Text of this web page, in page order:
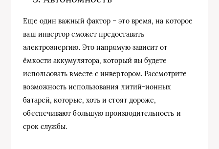
Еще один важный фактор – это время, на которое
ваш инвертор сможет предоставить
электроэнергию. Это напрямую зависит от
ёмкости аккумулятора, который вы будете
использовать вместе с инвертором. Рассмотрите
возможность использования литий-ионных
батарей, которые, хоть и стоят дороже,
обеспечивают большую производительность и
срок службы.